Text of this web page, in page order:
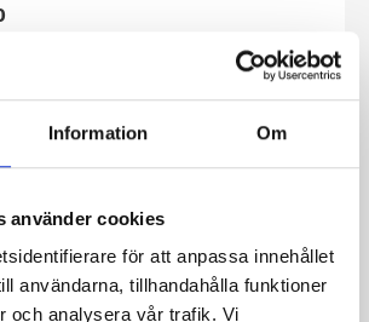
Information Om
använder cookies
för att anpassa innehållet
användarna, tillhandahålla funktioner
och analysera vår trafik. Vi